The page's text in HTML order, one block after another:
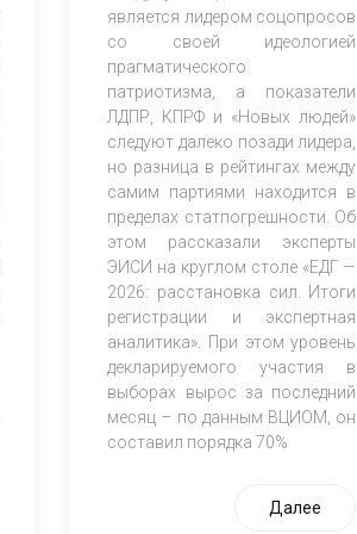
является лидером соцопросов
со своей идеологией
прагматического
патриотизма, а показатели
ЛДПР, КПРФ и «Новых людей»
следуют далеко позади лидера,
но разница в рейтингах между
самим партиями находится в
пределах статпогрешности. Об
этом рассказали эксперты
ЭИСИ на круглом столе «ЕДГ —
2026: расстановка сил. Итоги
регистрации и экспертная
аналитика». При этом уровень
декларируемого участия в
выборах вырос за последний
месяц – по данным ВЦИОМ, он
составил порядка 70%
Далее